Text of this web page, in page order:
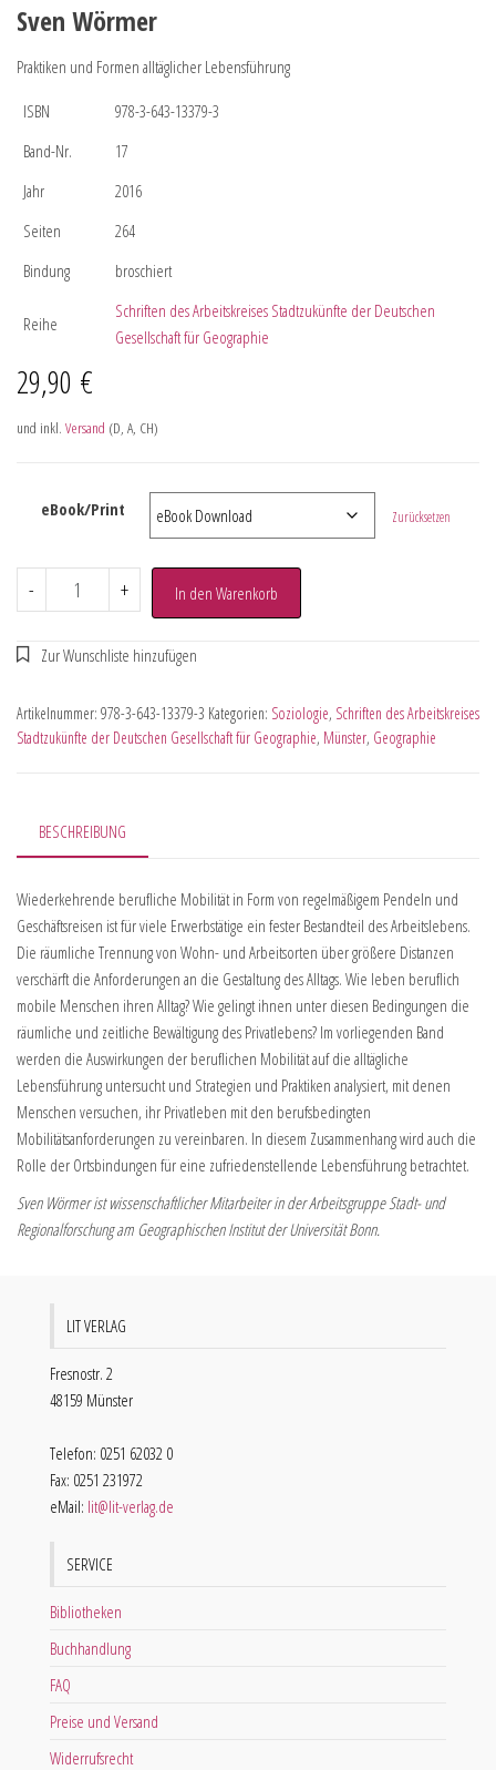
Sven Wörmer
Praktiken und Formen alltäglicher Lebensführung
ISBN
978-3-643-13379-3
Band-Nr.
17
Jahr
2016
Seiten
264
Bindung
broschiert
Reihe
Schriften des Arbeitskreises Stadtzukünfte der Deutschen
Gesellschaft für Geographie
29,90 €
und inkl. Versand (D, A, CH)
eBook/Print Zurücksetzen
- + In den Warenkorb
Artikelnummer: 978-3-643-13379-3 Kategorien: Soziologie, Schriften des Arbeitskreises
Stadtzukünfte der Deutschen Gesellschaft für Geographie, Münster, Geographie
BESCHREIBUNG
Wiederkehrende berufliche Mobilität in Form von regelmäßigem Pendeln und
Geschäftsreisen ist für viele Erwerbstätige ein fester Bestandteil des Arbeitslebens.
Die räumliche Trennung von Wohn- und Arbeitsorten über größere Distanzen
verschärft die Anforderungen an die Gestaltung des Alltags. Wie leben beruflich
mobile Menschen ihren Alltag? Wie gelingt ihnen unter diesen Bedingungen die
räumliche und zeitliche Bewältigung des Privatlebens? Im vorliegenden Band
werden die Auswirkungen der beruflichen Mobilität auf die alltägliche
Lebensführung untersucht und Strategien und Praktiken analysiert, mit denen
Menschen versuchen, ihr Privatleben mit den berufsbedingten
Mobilitätsanforderungen zu vereinbaren. In diesem Zusammenhang wird auch die
Rolle der Ortsbindungen für eine zufriedenstellende Lebensführung betrachtet.
Sven Wörmer ist wissenschaftlicher Mitarbeiter in der Arbeitsgruppe Stadt- und
Regionalforschung am Geographischen Institut der Universität Bonn.
LIT VERLAG
Fresnostr. 2
48159 Münster
Telefon: 0251 62032 0
Fax: 0251 231972
eMail: lit@lit-verlag.de
SERVICE
Bibliotheken
Buchhandlung
FAQ
Preise und Versand
Widerrufsrecht